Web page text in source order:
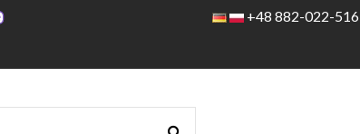
+48 882-022-516